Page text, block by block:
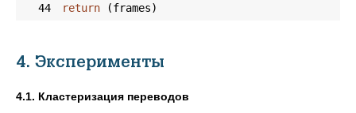
44
return (frames)
4. Эксперименты
4.1. Кластеризация переводов